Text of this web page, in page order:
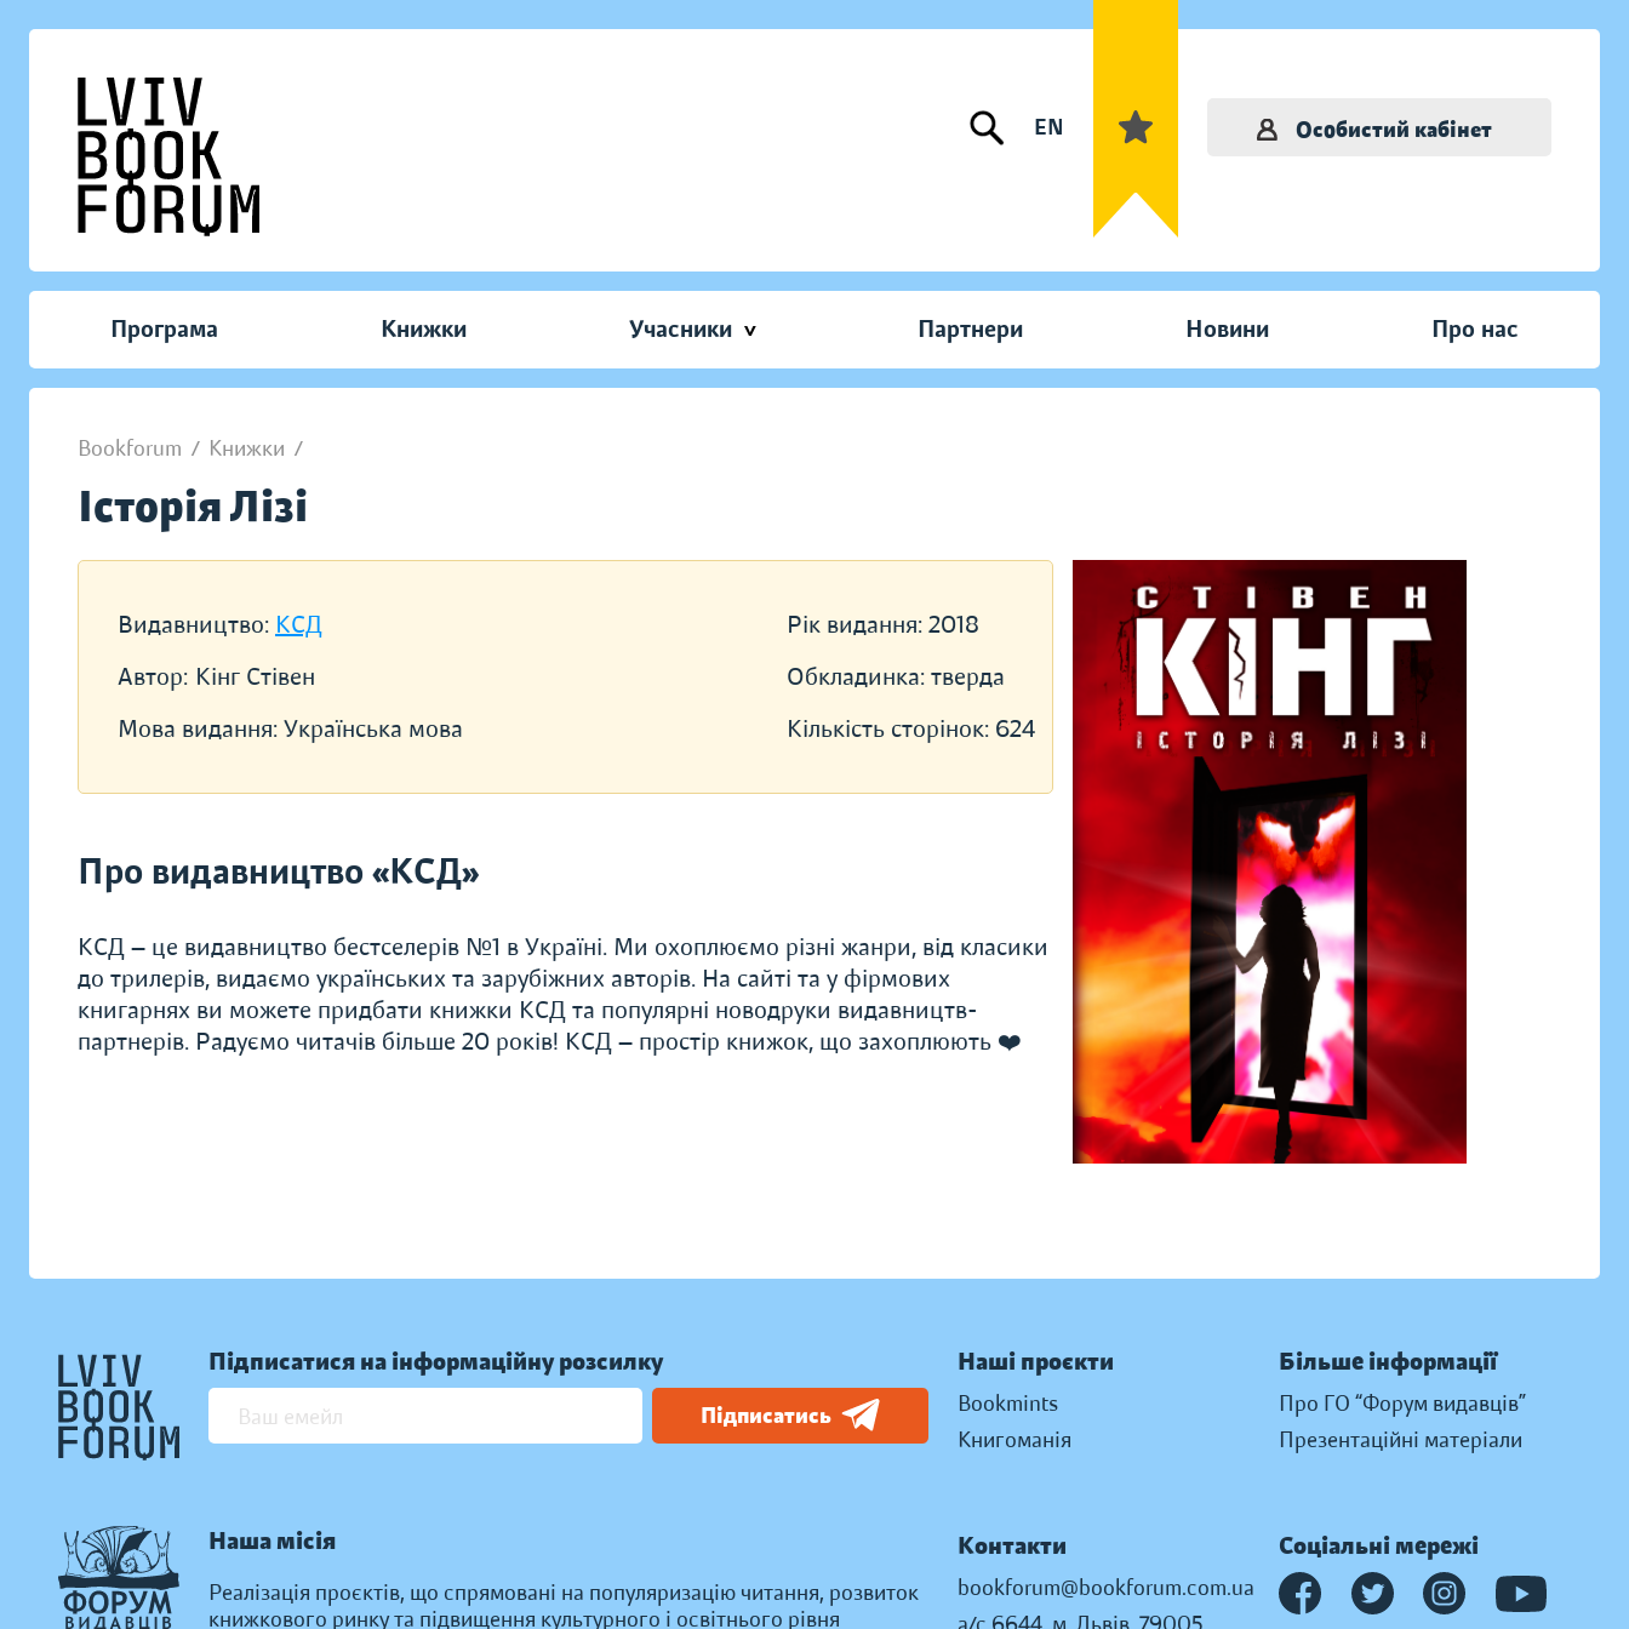
EN Особистий кабінет
Програма Книжки Учасники Партнери Новини Про нас
Bookforum / Книжки /
Історія Лізі
Видавництво: КСД
Автор: Кінг Стівен
Мова видання: Українська мова
Рік видання: 2018
Обкладинка: тверда
Кількість сторінок: 624
Про видавництво «КСД»
КСД — це видавництво бестселерів №1 в Україні. Ми охоплюємо різні жанри, від класики
до трилерів, видаємо українських та зарубіжних авторів. На сайті та у фірмових
книгарнях ви можете придбати книжки КСД та популярні новодруки видавництв-
партнерів. Радуємо читачів більше 20 років! КСД — простір книжок, що захоплюють ❤️
Підписатися на інформаційну розсилку
Підписатись
Наша місія
Реалізація проєктів, що спрямовані на популяризацію читання, розвиток
книжкового ринку та підвищення культурного і освітнього рівня
Наші проєкти
Bookmints
Книгоманія
Більше інформації
Про ГО “Форум видавців”
Презентаційні матеріали
Контакти
bookforum@bookforum.com.ua
Соціальні мережі